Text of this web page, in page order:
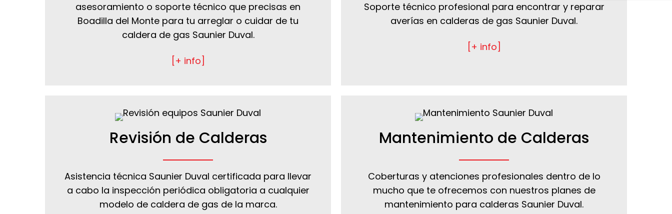
asesoramiento o soporte técnico que precisas en
Boadilla del Monte para tu arreglar o cuidar de tu
caldera de gas Saunier Duval.
[+ info]
Soporte técnico profesional para encontrar y reparar
averías en calderas de gas Saunier Duval.
[+ info]
Revisión de Calderas
Asistencia técnica Saunier Duval certificada para llevar
a cabo la inspección periódica obligatoria a cualquier
modelo de caldera de gas de la marca.
Mantenimiento de Calderas
Coberturas y atenciones profesionales dentro de lo
mucho que te ofrecemos con nuestros planes de
mantenimiento para calderas Saunier Duval.